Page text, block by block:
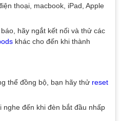
thoại, macbook, iPad, Apple
hãy ngắt kết nối và thử các
khác cho đến khi thành
thể đồng bộ, bạn hãy thử reset
nghe đến khi đèn bắt đầu nhấp